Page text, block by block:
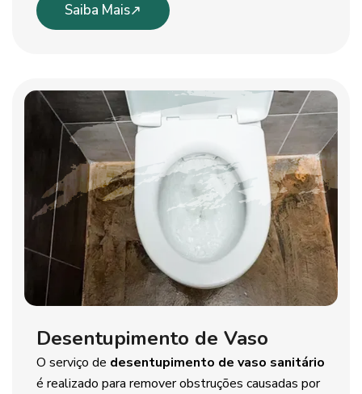
Saiba Mais
Desentupimento de Vaso
O serviço de desentupimento de vaso sanitário
é realizado para remover obstruções causadas por